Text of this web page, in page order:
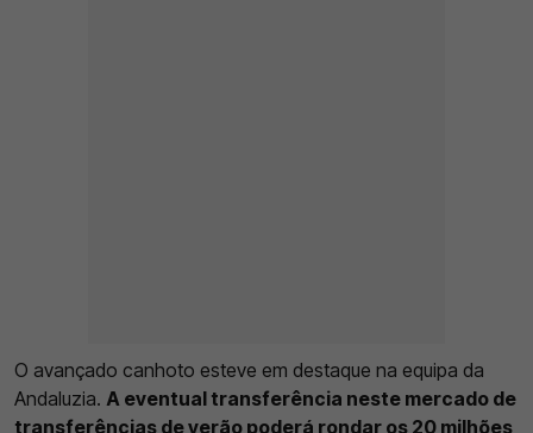
O avançado canhoto esteve em destaque na equipa da
Andaluzia. A eventual transferência neste mercado de
transferências de verão poderá rondar os 20 milhões